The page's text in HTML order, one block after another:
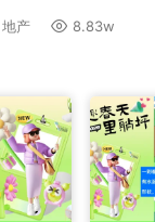
地产 8.83w